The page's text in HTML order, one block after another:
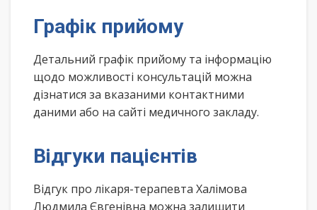
Графік прийому
Детальний графік прийому та інформацію
щодо можливості консультацій можна
дізнатися за вказаними контактними
даними або на сайті медичного закладу.
Відгуки пацієнтів
Відгук про лікаря-терапевта Халімова
Людмила Євгенівна можна залишити